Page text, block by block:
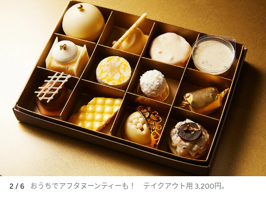
2 / 6 おうちでアフタヌーンティーも！ テイクアウト用 3,200円。